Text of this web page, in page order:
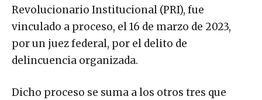
Revolucionario Institucional (PRI), fue
vinculado a proceso, el 16 de marzo de 2023,
por un juez federal, por el delito de
delincuencia organizada.
Dicho proceso se suma a los otros tres que